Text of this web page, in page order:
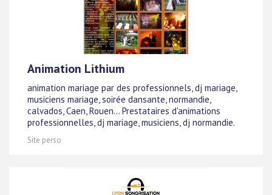
Animation Lithium
animation mariage par des professionnels, dj mariage,
musiciens mariage, soirée dansante, normandie,
calvados, Caen, Rouen... Prestataires d'animations
professionnelles, dj mariage, musiciens, dj normandie.
Site perso